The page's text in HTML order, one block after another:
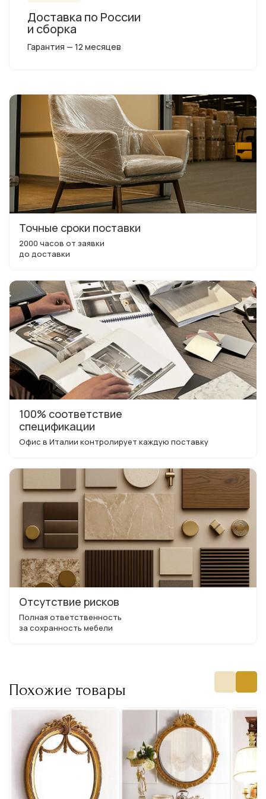
Доставка по России
и сборка
Гарантия — 12 месяцев
Точные сроки поставки
2000 часов от заявки
до доставки
100% соответствие
спецификации
Офис в Италии контролирует каждую поставку
Отсутствие рисков
Полная ответственность
за сохранность мебели
Похожие товары